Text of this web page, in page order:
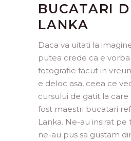
BUCATARI
LANKA
Daca va uitati la
putea crede ca e
fotografie facut in
e deloc asa, ceea ce
cursului de gatit la care
fost maestri bucatari
Lanka. Ne-au insirat pe
ne-au pus sa gustam